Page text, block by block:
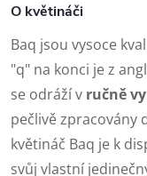
O květináči
Baq jsou vysoce
"q" na konci je z
se odráží v ručně
pečlivě zpracovány
květináč Baq je k
svůj vlastní